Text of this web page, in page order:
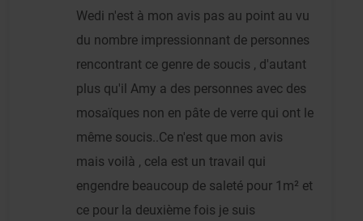
Wedi n'est à mon avis pas au point au vu
du nombre impressionnant de personnes
rencontrant ce genre de soucis , d'autant
plus qu'il Amy a des personnes avec des
mosaïques non en pâte de verre qui ont le
même soucis..Ce n'est que mon avis
mais voilà , cela est un travail qui
engendre beaucoup de saleté pour 1m² et
ce pour la deuxième fois je suis